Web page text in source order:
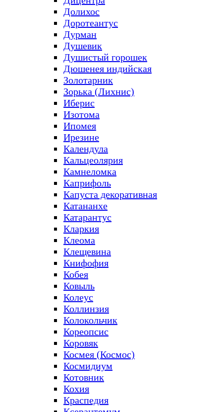
Долихос
Доротеантус
Дурман
Душевик
Душистый горошек
Дюшенея индийская
Золотарник
Зорька (Лихнис)
Иберис
Изотома
Ипомея
Ирезине
Календула
Кальцеолярия
Камнеломка
Каприфоль
Капуста декоративная
Катананхе
Катарантус
Кларкия
Клеома
Клещевина
Книфофия
Кобея
Ковыль
Колеус
Коллинзия
Колокольчик
Кореопсис
Коровяк
Космея (Космос)
Космидиум
Котовник
Кохия
Краспедия